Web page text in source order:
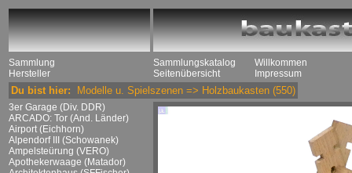
Sammlung
Hersteller
Sammlungskatalog
Seitenübersicht
Willkommen
Impressum
Du bist hier: Modelle u. Spielszenen => Holzbaukasten (550)
3er Garage (Div. DDR)
ARCADO: Tor (And. Länder)
Airport (Eichhorn)
Alpendorf III (Schowanek)
Ampelsteürung (VERO)
Apothekerwaage (Matador)